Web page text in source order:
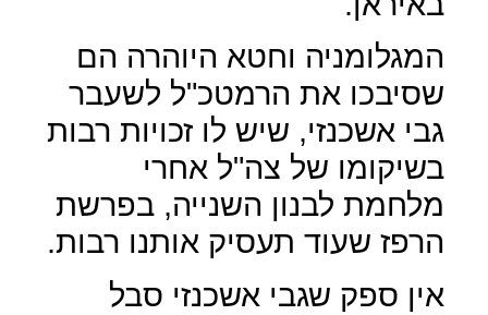
המגלומניה וחטא היוהרה הם
שסיבכו את הרמטכ"ל לשעבר
גבי אשכנזי, שיש לו זכויות רבות
בשיקומו של צה"ל אחרי
מלחמת לבנון השנייה, בפרשת
הרפז שעוד תעסיק אותנו רבות.
אין ספק שגבי אשכנזי סבל